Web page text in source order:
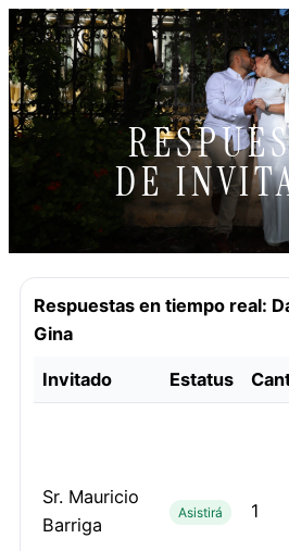
DE
Respuestas en tiempo real:
Gina
Invitado Estatus
Sr. Mauricio
Barriga
Asistirá 1